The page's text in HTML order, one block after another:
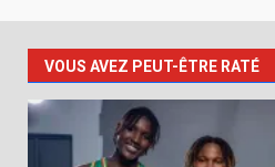
VOUS AVEZ PEUT-ÊTRE RATÉ